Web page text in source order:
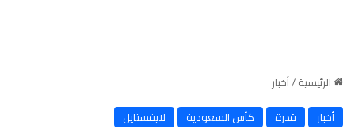
الرئيسية/أخبار
أخبار
قدرة كأس السعودية لايفستايل